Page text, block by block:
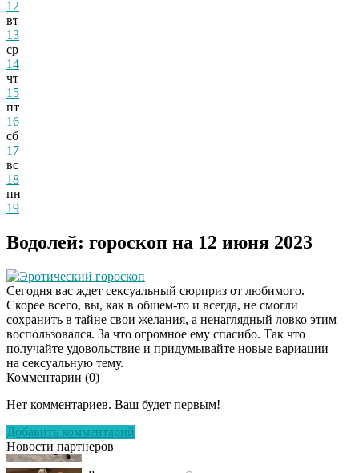
12
вт
13
ср
14
чт
15
пт
16
сб
17
вс
18
пн
19
Водолей: гороскоп на 12 июня 2023
Эротический гороскоп
Сегодня вас ждет сексуальный сюрприз от любимого.
Скорее всего, вы, как в общем-то и всегда, не смогли
сохранить в тайне свои желания, а ненаглядный ловко этим
воспользовался. За что огромное ему спасибо. Так что
получайте удовольствие и придумывайте новые вариации
на сексуальную тему.
Комментарии (0)
Нет комментариев. Ваш будет первым!
Добавить комментарий
Новости партнеров
Этот танец невесты
Пересмотрела 10 раз